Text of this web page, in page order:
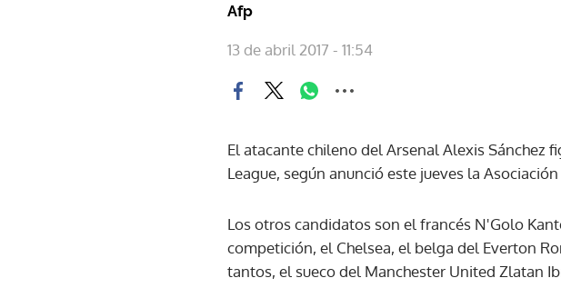
Afp
13 de abril 2017 - 11:54
El atacante chileno del Arsenal Alexis Sánchez
League, según anunció este jueves la
Los otros candidatos son el francés N'Golo
competición, el Chelsea, el belga del Everton
tantos, el sueco del Manchester United Zlatan